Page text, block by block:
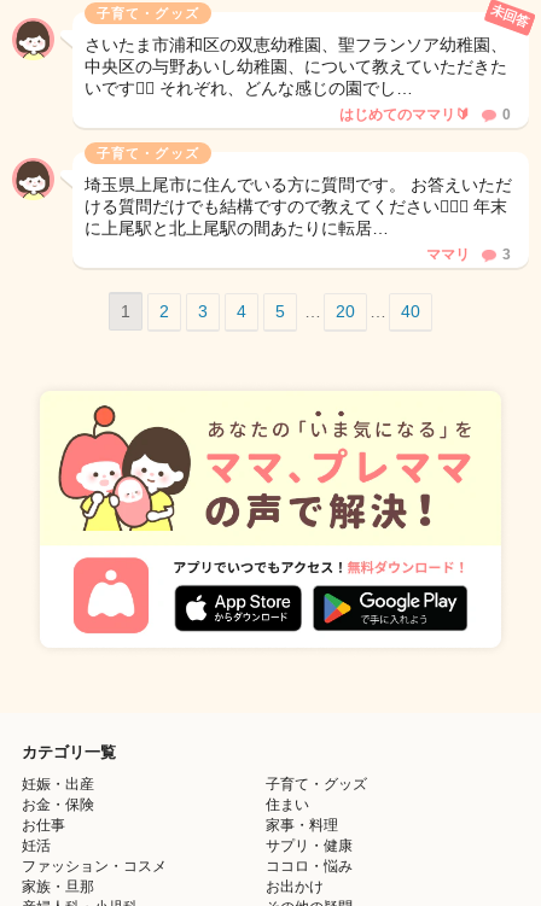
子育て・グッズ
さいたま市浦和区の双恵幼稚園、聖フランソア幼稚園、
中央区の与野あいし幼稚園、について教えていただきた
いです🙇‍♀️ それぞれ、どんな感じの園でし…
未回答
はじめてのママリ🔰 0
子育て・グッズ
埼玉県上尾市に住んでいる方に質問です。 お答えいただ
ける質問だけでも結構ですので教えてください🙇🏻‍♀️ 年末
に上尾駅と北上尾駅の間あたりに転居…
ママリ 3
1 2 3 4 5 20 40
カテゴリ一覧
妊娠・出産
子育て・グッズ
お金・保険
住まい
お仕事
家事・料理
妊活
サプリ・健康
ファッション・コスメ
ココロ・悩み
家族・旦那
お出かけ